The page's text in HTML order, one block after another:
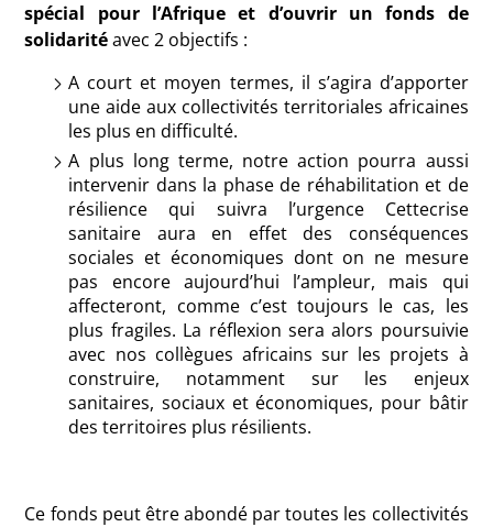
spécial pour l’Afrique et d’ouvrir un fonds de
solidaritéavec 2 objectifs :
A court et moyen termes, il s’agira d’apporter
une aide aux collectivités territoriales africaines
les plus en difficulté.
A plus long terme, notre action pourra aussi
intervenir dans la phase de réhabilitation et de
résilience qui suivra l’urgence Cettecrise
sanitaire aura en effet des conséquences
sociales et économiques dont on ne mesure
pas encore aujourd’hui l’ampleur, mais qui
affecteront, comme c’est toujours le cas, les
plus fragiles. La réflexion sera alors poursuivie
avec nos collègues africains sur les projets à
construire, notamment sur les enjeux
sanitaires, sociaux et économiques, pour bâtir
des territoires plus résilients.
Ce fonds peut être abondé par toutes les collectivités